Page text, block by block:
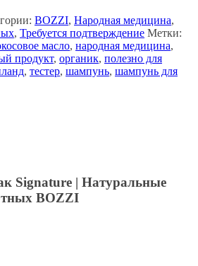
BOZZI, Народная медицина,
, Требуется подтверждение Метки:
масло, народная медицина,
продукт, органик, полезно для
, тестер, шампунь, шампунь для
Signature | Натуральные
BOZZI